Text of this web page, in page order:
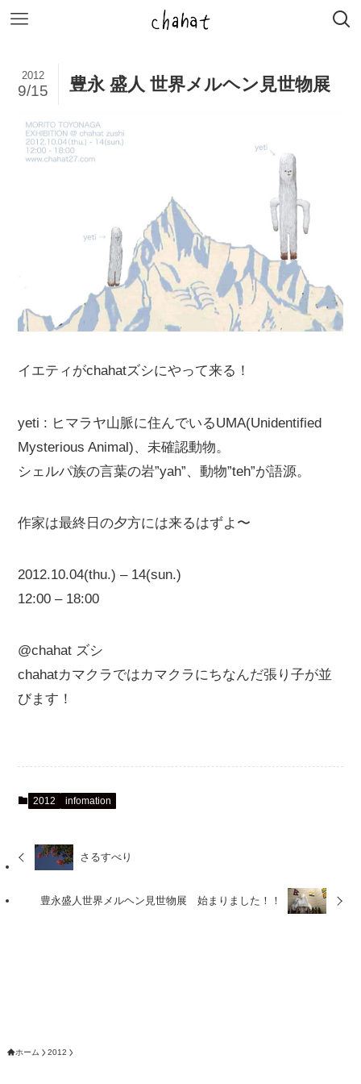
豊永 盛人 世界メルヘン見世物展
2012
9/15
イエティがchahatズシにやって来る！
yeti : ヒマラヤ山脈に住んでいるUMA(Unidentified
Mysterious Animal)、未確認動物。
シェルパ族の言葉の岩”yah”、動物”teh”が語源。
作家は最終日の夕方には来るはずよ〜
2012.10.04(thu.) – 14(sun.)
12:00 – 18:00
@chahat ズシ
chahatカマクラではカマクラにちなんだ張り子が並
びます！
2012 infomation
さるすべり
豊永盛人世界メルヘン見世物展 始まりました！！
ホーム 2012